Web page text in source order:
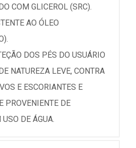
COM GLICEROL (SRC).
AO ÓLEO
DOS PÉS DO USUÁRIO
NATUREZA LEVE, CONTRA
E ESCORIANTES E
PROVENIENTE DE
DE ÁGUA.